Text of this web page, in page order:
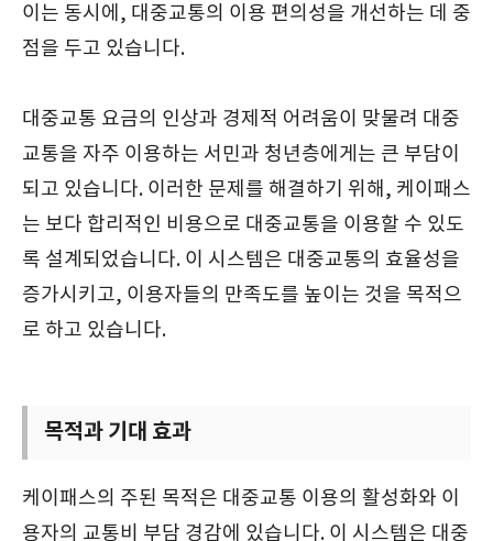
이는 동시에, 대중교통의 이용 편의성을 개선하는 데 중
점을 두고 있습니다.
대중교통 요금의 인상과 경제적 어려움이 맞물려 대중
교통을 자주 이용하는 서민과 청년층에게는 큰 부담이
되고 있습니다. 이러한 문제를 해결하기 위해, 케이패스
는 보다 합리적인 비용으로 대중교통을 이용할 수 있도
록 설계되었습니다. 이 시스템은 대중교통의 효율성을
증가시키고, 이용자들의 만족도를 높이는 것을 목적으
로 하고 있습니다.
목적과 기대 효과
케이패스의 주된 목적은 대중교통 이용의 활성화와 이
용자의 교통비 부담 경감에 있습니다. 이 시스템은 대중